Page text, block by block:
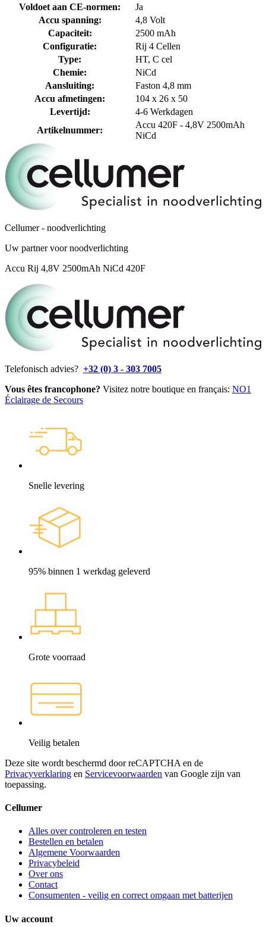
Voldoet aan CE-normen:
Ja
Accu spanning:
4,8 Volt
Capaciteit:
2500 mAh
Configuratie:
Rij 4 Cellen
Type:
HT, C cel
Chemie:
NiCd
Aansluiting:
Faston 4,8 mm
Accu afmetingen:
104 x 26 x 50
Levertijd:
4-6 Werkdagen
Artikelnummer:
Accu 420F - 4,8V 2500mAh
NiCd
Cellumer - noodverlichting
Uw partner voor noodverlichting
Accu Rij 4,8V 2500mAh NiCd 420F
Telefonisch advies? +32 (0) 3 - 303 7005
Vous êtes francophone? Visitez notre boutique en français: NO1
Éclairage de Secours
Snelle levering
95% binnen 1 werkdag geleverd
Grote voorraad
Veilig betalen
Deze site wordt beschermd door reCAPTCHA en de
Privacyverklaring en Servicevoorwaarden van Google zijn van
toepassing.
Cellumer
Alles over controleren en testen
Bestellen en betalen
Algemene Voorwaarden
Privacybeleid
Over ons
Contact
Consumenten - veilig en correct omgaan met batterijen
Uw account